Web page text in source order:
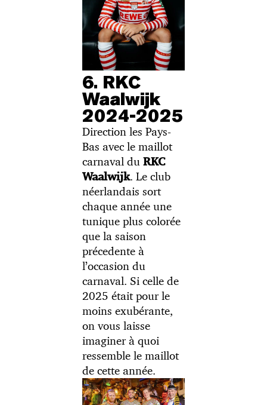
6. RKC
Waalwijk
2024-2025
Direction les Pays-
Bas avec le maillot
carnaval du RKC
Waalwijk. Le club
néerlandais sort
chaque année une
tunique plus colorée
que la saison
précedente à
l’occasion du
carnaval. Si celle de
2025 était pour le
moins exubérante,
on vous laisse
imaginer à quoi
ressemble le maillot
de cette année.